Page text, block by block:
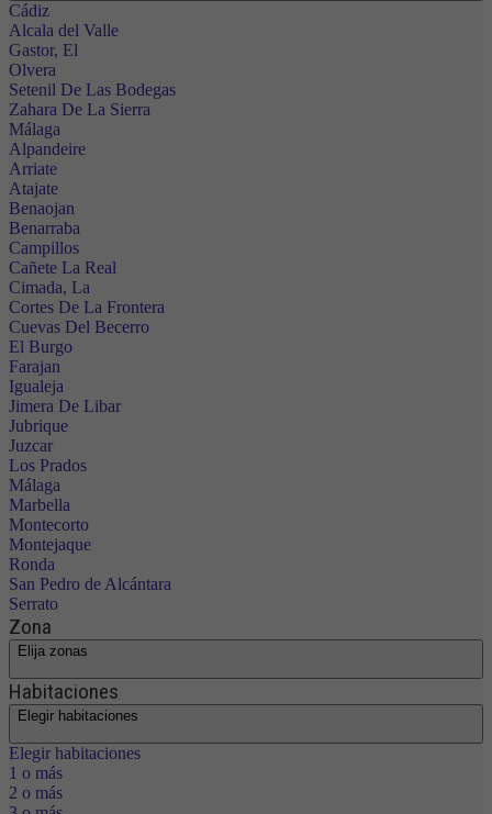
Cádiz
Alcala del Valle
Gastor, El
Olvera
Setenil De Las Bodegas
Zahara De La Sierra
Málaga
Alpandeire
Arriate
Atajate
Benaojan
Benarraba
Campillos
Cañete La Real
Cimada, La
Cortes De La Frontera
Cuevas Del Becerro
El Burgo
Farajan
Igualeja
Jimera De Libar
Jubrique
Juzcar
Los Prados
Málaga
Marbella
Montecorto
Montejaque
Ronda
San Pedro de Alcántara
Serrato
Zona
Elija zonas
Habitaciones
Elegir habitaciones
Elegir habitaciones
1 o más
2 o más